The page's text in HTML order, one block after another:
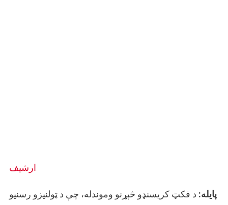
ارشیف
پایله: د فکټ کریسنډو څېړنو وموندله، چې د ټولنیزو رسنیو